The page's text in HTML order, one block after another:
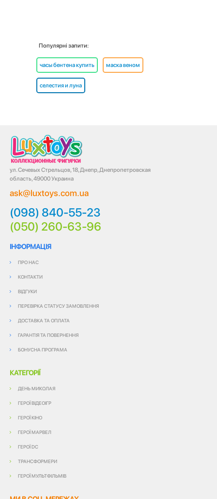
Популярні запити:
часы бентена купить маска веном
селестия и луна
ул. Сечевых Стрельцов, 18, Днепр, Днепропетровская
область, 49000 Украина
ask@luxtoys.com.ua
(098) 840-55-23
(050) 260-63-96
ІНФОРМАЦІЯ
ПРО НАС
КОНТАКТИ
ВІДГУКИ
ПЕРЕВІРКА СТАТУСУ ЗАМОВЛЕННЯ
ДОСТАВКА ТА ОПЛАТА
ГАРАНТІЯ ТА ПОВЕРНЕННЯ
БОНУСНА ПРОГРАМА
КАТЕГОРІЇ
ДЕНЬ МИКОЛАЯ
ГЕРОЇ ВІДЕОІГР
ГЕРОЇ КІНО
ГЕРОЇ МАРВЕЛ
ГЕРОЇ DC
ТРАНСФОРМЕРИ
ГЕРОЇ МУЛЬТФІЛЬМІВ